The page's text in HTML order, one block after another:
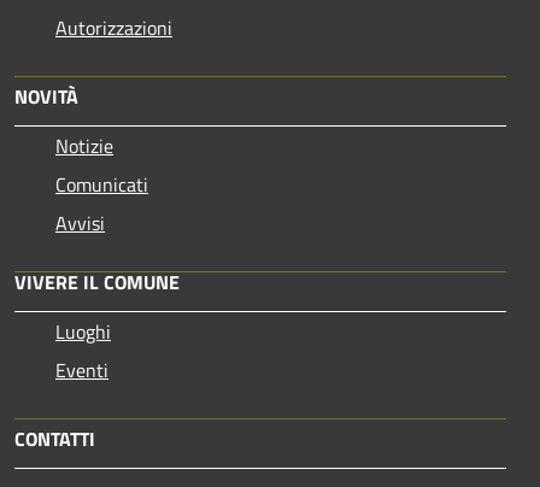
Autorizzazioni
NOVITÀ
Notizie
Comunicati
Avvisi
VIVERE IL COMUNE
Luoghi
Eventi
CONTATTI